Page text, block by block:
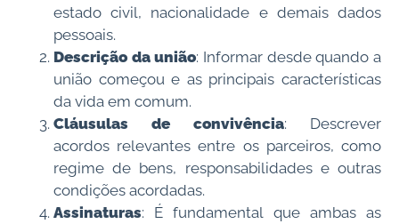
estado civil, nacionalidade e demais dados
pessoais.
Descrição da união: Informar desde quando a
união começou e as principais características
da vida em comum.
Cláusulas de convivência: Descrever
acordos relevantes entre os parceiros, como
regime de bens, responsabilidades e outras
condições acordadas.
Assinaturas: É fundamental que ambas as